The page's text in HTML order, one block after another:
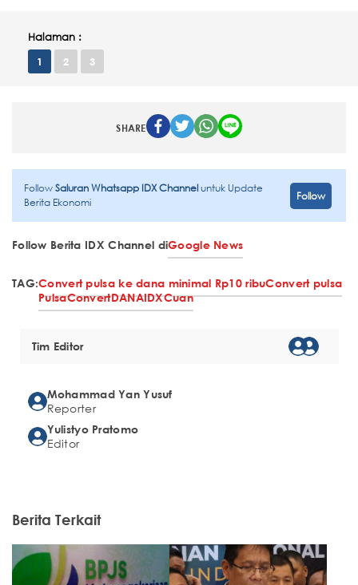
Halaman :
1 2 3
SHARE
FollowSaluran Whatsapp IDX Channeluntuk Update
Berita Ekonomi
Follow
Follow Berita IDX Channel diGoogle News
TAG:Convert pulsa ke dana minimal Rp10 ribuConvert pulsa
PulsaConvertDANAIDXCuan
Tim Editor
Mohammad Yan Yusuf
Reporter
Yulistyo Pratomo
Editor
Berita Terkait